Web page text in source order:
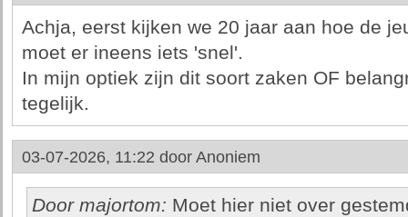
Achja, eerst kijken we 20 jaar aan hoe de
moet er ineens iets 'snel'.
In mijn optiek zijn dit soort zaken OF
tegelijk.
03-07-2026, 11:22 door Anoniem
Door majortom: Moet hier niet over